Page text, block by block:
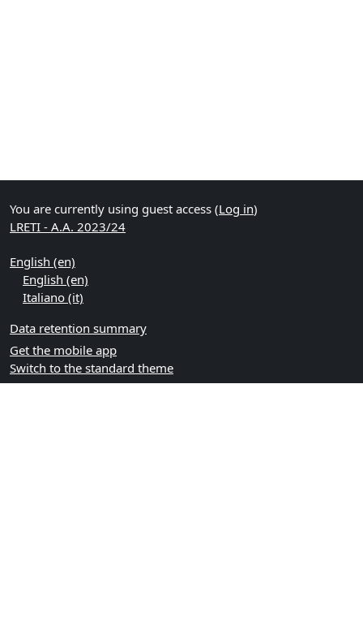
You are currently using guest access (Log in)
LRETI - A.A. 2023/24
English ‎(en)‎
English ‎(en)‎
Italiano ‎(it)‎
Data retention summary
Get the mobile app
Switch to the standard theme